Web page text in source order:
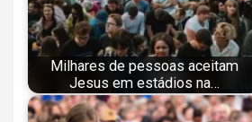
Milhares de pessoas aceitam
Jesus em estádios na…